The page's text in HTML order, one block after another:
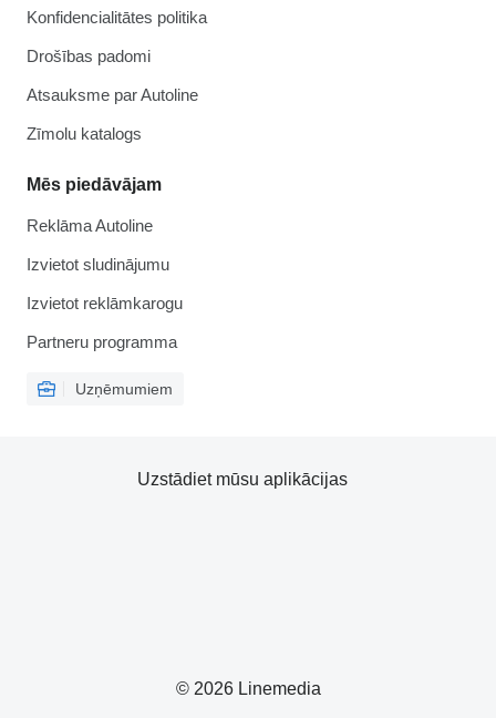
Konfidencialitātes politika
Drošības padomi
Atsauksme par Autoline
Zīmolu katalogs
Mēs piedāvājam
Reklāma Autoline
Izvietot sludinājumu
Izvietot reklāmkarogu
Partneru programma
Uzņēmumiem
© 2026 Linemedia
Uzstādiet mūsu aplikācijas